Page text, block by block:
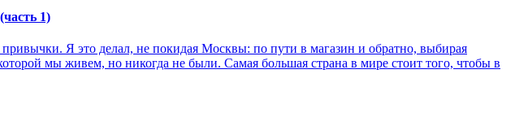
1)
Я это делал, не покидая Москвы: по пути в магазин и обратно, выбирая
мы живем, но никогда не были. Самая большая страна в мире стоит того, чтобы в